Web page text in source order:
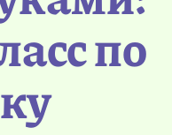
по